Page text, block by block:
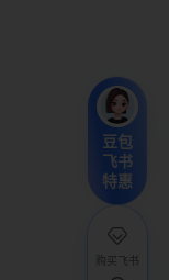
豆包
飞书
特惠
购买飞书